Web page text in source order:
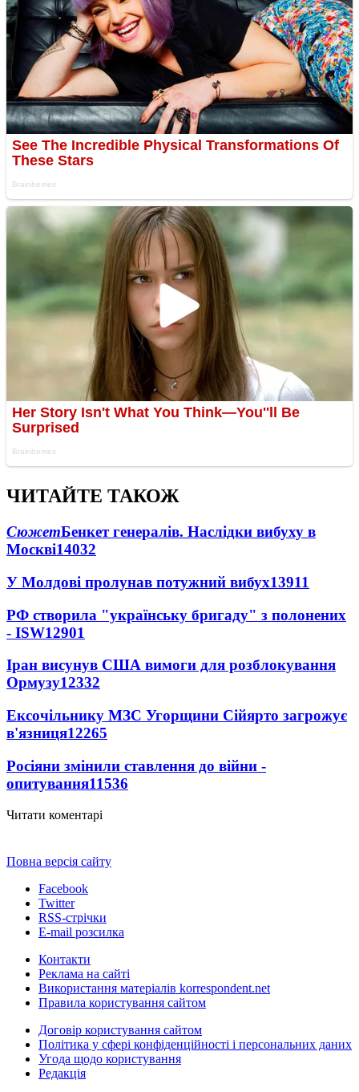
ЧИТАЙТЕ ТАКОЖ
СюжетБенкет генералів. Наслідки вибуху в
Москві14032
У Молдові пролунав потужний вибух13911
РФ створила "українську бригаду" з полонених
- ISW12901
Іран висунув США вимоги для розблокування
Ормузу12332
Ексочільнику МЗС Угорщини Сійярто загрожує
в'язниця12265
Росіяни змінили ставлення до війни -
опитування11536
Читати коментарі
Повна версія сайту
Facebook
Twitter
RSS-стрічки
E-mail розсилка
Контакти
Реклама на сайті
Використання матеріалів korrespondent.net
Правила користування сайтом
Договір користування сайтом
Політика у сфері конфіденційності і персональних даних
Угода щодо користування
Редакція